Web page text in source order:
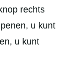
rechts
u kunt
u kunt